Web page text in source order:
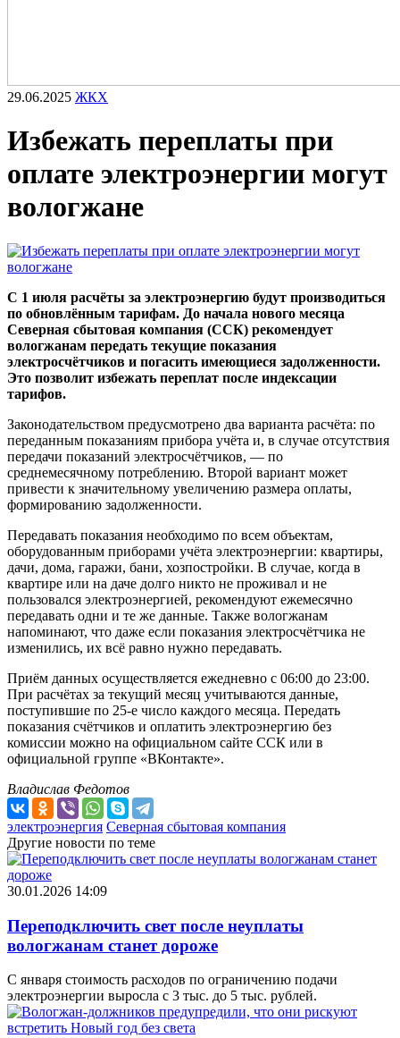
29.06.2025 ЖКХ
Избежать переплаты при
оплате электроэнергии могут
вологжане
С 1 июля расчёты за электроэнергию будут производиться
по обновлённым тарифам. До начала нового месяца
Северная сбытовая компания (ССК) рекомендует
вологжанам передать текущие показания
электросчётчиков и погасить имеющиеся задолженности.
Это позволит избежать переплат после индексации
тарифов.
Законодательством предусмотрено два варианта расчёта: по
переданным показаниям прибора учёта и, в случае отсутствия
передачи показаний электросчётчиков, — по
среднемесячному потреблению. Второй вариант может
привести к значительному увеличению размера оплаты,
формированию задолженности.
Передавать показания необходимо по всем объектам,
оборудованным приборами учёта электроэнергии: квартиры,
дачи, дома, гаражи, бани, хозпостройки. В случае, когда в
квартире или на даче долго никто не проживал и не
пользовался электроэнергией, рекомендуют ежемесячно
передавать одни и те же данные. Также вологжанам
напоминают, что даже если показания электросчётчика не
изменились, их всё равно нужно передавать.
Приём данных осуществляется ежедневно с 06:00 до 23:00.
При расчётах за текущий месяц учитываются данные,
поступившие по 25-е число каждого месяца. Передать
показания счётчиков и оплатить электроэнергию без
комиссии можно на официальном сайте ССК или в
официальной группе «ВКонтакте».
Владислав Федотов
электроэнергия Северная сбытовая компания
Другие новости по теме
30.01.2026 14:09
Переподключить свет после неуплаты
вологжанам станет дороже
С января стоимость расходов по ограничению подачи
электроэнергии выросла с 3 тыс. до 5 тыс. рублей.